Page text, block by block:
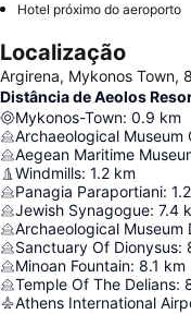
Hotel próximo do aeroporto
Localização
Argirena, Mykonos Town,
Distância de Aeolos
Mykonos-Town: 0.9 km
Archaeological Museum
Aegean Maritime
Windmills: 1.2 km
Panagia Paraportiani: 1.2
Jewish Synagogue: 7.4
Archaeological Museum
Sanctuary Of Dionysus:
Minoan Fountain: 8.1 km
Temple Of The Delians:
Athens International